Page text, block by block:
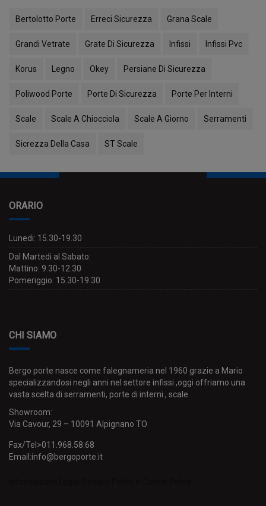
Bertolotto Porte Erreci Sicurezza Grana Scale
Grandi Vetrate Grate Di Sicurezza Infissi Infissi Pvc
Korus Legno Okey Persiane Di Sicurezza
Poliwood Porte Porte Di Sicurezza Porte Per Interni
Scale Scale A Chiocciola Scale A Giorno Serramenti
Sicrezza Della Casa ST Scale
ORARIO
Lunedi: 15.30-19.30
Dal Martedi al Sabato:
Mattino: 9.30-12.30
Pomeriggio: 15.30-19.30
CHI SIAMO
Bergo porte nasce come falegnameria nel 1960 grazie a Mario
specializzandosi negli anni nel settore infissi ,oggi offriamo una
vasta scelta di serramenti, porte di interni , scale
Showroom:
Via Cavour, 29 – 10091 Alpignano TO
Fax/Tel>011.968.58.68
Email:info@bergoporte.it